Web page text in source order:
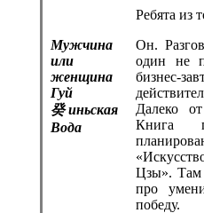
Мужчина
или
женщина
Гуй
癸 иньская
Вода
Ребята из
Он.
один не
бизнес-
Далеко
Книга
Цзы». Там
про
победу.